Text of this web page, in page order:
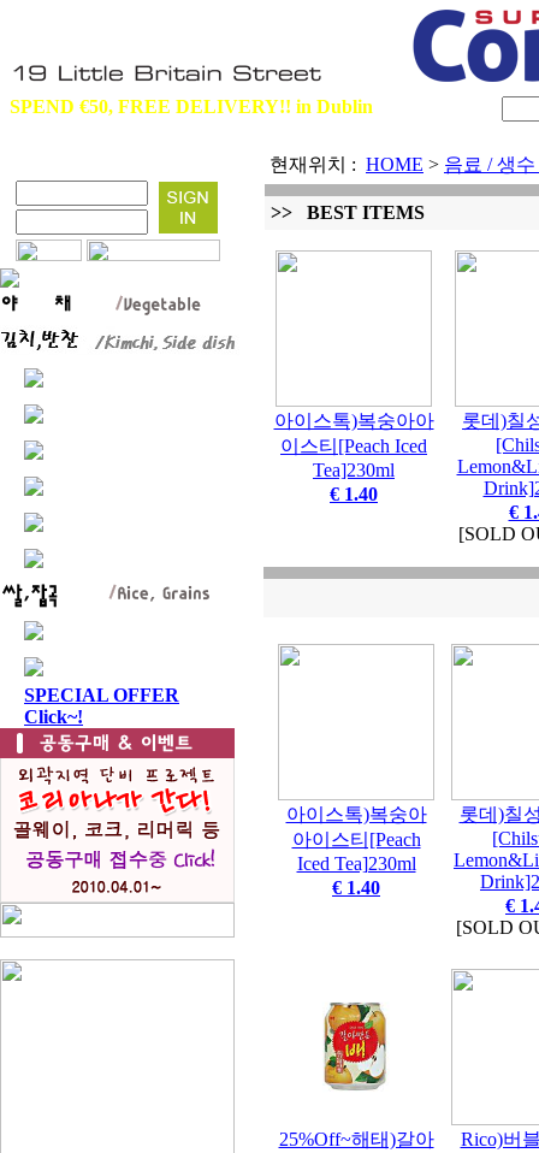
SPEND €50, FREE DELIVERY!! in Dublin
SPECIAL OFFER
Click~!
현재위치 : HOME > 음료 / 생수
>> BEST ITEMS
아이스톡)복숭아아
이스티[Peach Iced
Tea]230ml
€ 1.40
롯데)칠
€
[SOLD
아이스톡)복숭아
아이스티[Peach
Iced Tea]230ml
€ 1.40
롯데)칠
€
[SOLD
25%Off~해태)갈아
Rico)버